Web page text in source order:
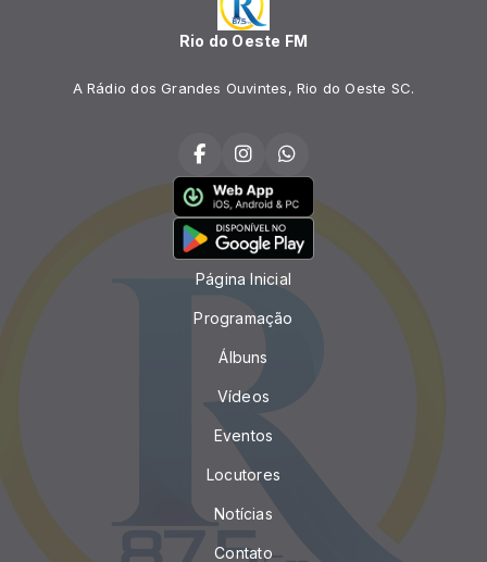
Rio do Oeste FM
A Rádio dos Grandes Ouvintes, Rio do Oeste SC.
Página Inicial
Programação
Álbuns
Vídeos
Eventos
Locutores
Notícias
Contato